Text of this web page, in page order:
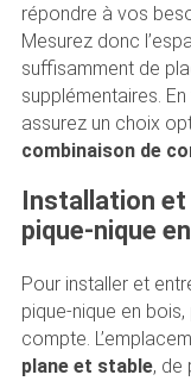
répondre à vos
Mesurez donc
suffisamment de
supplémentaires.
assurez un choix
combinaison de
Installation
pique-nique
Pour installer et
pique-nique en
compte.
plane et stable, de